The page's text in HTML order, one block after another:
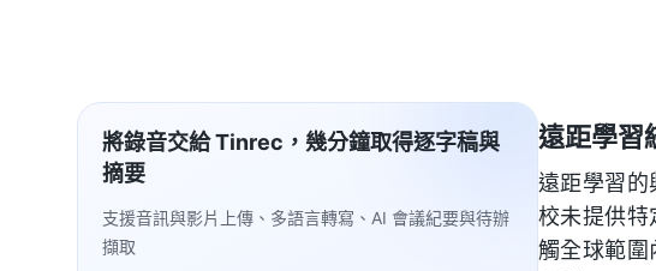
將錄音交給 Tinrec，幾分鐘取得逐字稿與
摘要
支援音訊與影片上傳、多語言轉寫、AI 會議紀要與待辦
擷取
遠距學習
遠距學習的
校未提供特
觸全球範圍